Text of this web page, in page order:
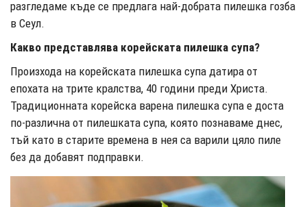
разгледаме къде се предлага най-добрата пилешка гозба
в Сеул.
Какво представлява корейската пилешка супа?
Произхода на корейската пилешка супа датира от
епохата на трите кралства, 40 години преди Христа.
Традиционната корейска варена пилешка супа е доста
по-различна от пилешката супа, която познаваме днес,
тъй като в старите времена в нея са варили цяло пиле
без да добавят подправки.